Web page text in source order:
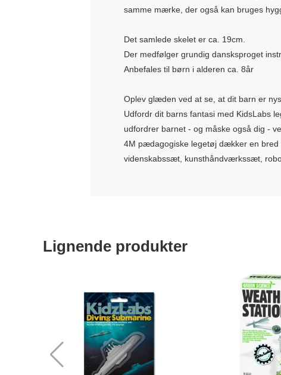
samme mærke, der også kan bruges
Det samlede skelet er ca. 19cm.
Der medfølger grundig dansksproget
Anbefales til børn i alderen ca. 8år
Oplev glæden ved at se, at dit barn er
Udfordr dit barns fantasi med KidsLabs
udfordrer barnet - og måske også dig -
4M pædagogiske legetøj dækker en
videnskabssæt, kunsthåndværkssæt,
Lignende produkter